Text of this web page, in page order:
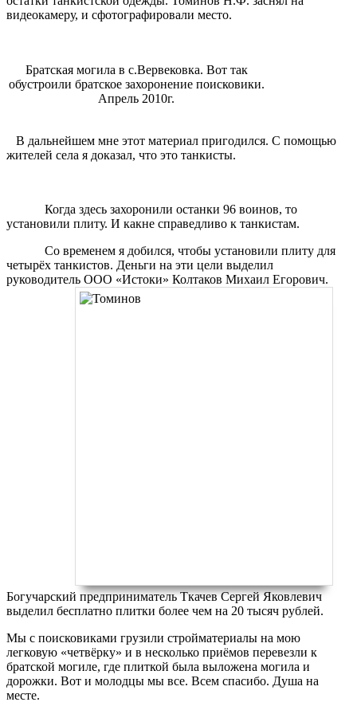
видеокамеру, и сфотографировали место.
Братская могила в с.Вервековка. Вот так
обустроили братское захоронение поисковики.
Апрель 2010г.
В дальнейшем мне этот материал пригодился. С помощью
жителей села я доказал, что это танкисты.
Когда здесь захоронили останки 96 воинов, то
установили плиту. И какне справедливо к танкистам.
Со временем я добился, чтобы установили плиту для
четырёх танкистов. Деньги на эти цели выделил
руководитель ООО «Истоки» Колтаков Михаил Егорович.
Богучарский предприниматель Ткачев Сергей Яковлевич
выделил бесплатно плитки более чем на 20 тысяч рублей.
Мы с поисковиками грузили стройматериалы на мою
легковую «четвёрку» и в несколько приёмов перевезли к
братской могиле, где плиткой была выложена могила и
дорожки. Вот и молодцы мы все. Всем спасибо. Душа на
месте.